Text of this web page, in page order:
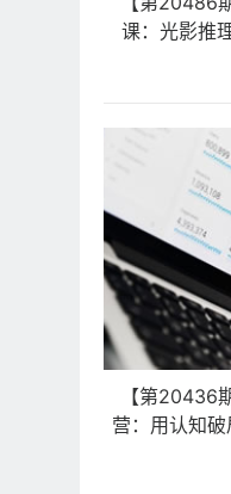
课：光影推
换，手把手
【第20436
营：用认知
百万到